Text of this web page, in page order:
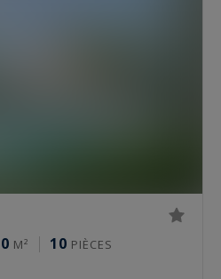
M² 10 PIÈCES